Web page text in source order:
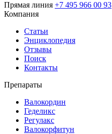
Прямая линия +7 495 966 00 93
Компания
Статьи
Энциклопедия
Отзывы
Поиск
Контакты
Препараты
Валокордин
Геделикс
Регулакс
Валокорфитун